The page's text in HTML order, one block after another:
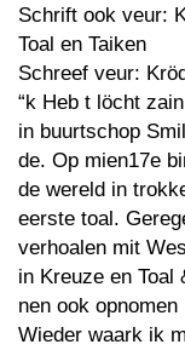
Schrift ook veur:
Toal en Taiken
Schreef veur:
“k Heb t löcht
in buurtschop
de. Op mien17e
de wereld in
eerste toal.
verhoalen mit
in Kreuze en Toal
nen ook
Wieder waark ik